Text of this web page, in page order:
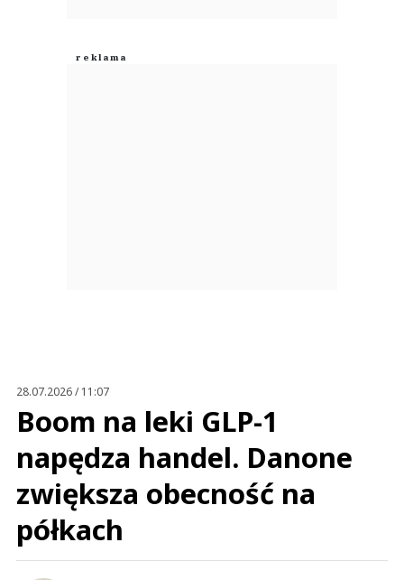
28.07.2026 / 11:07
Boom na leki GLP-1
napędza handel. Danone
zwiększa obecność na
półkach